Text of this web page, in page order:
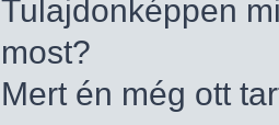
Tulajdonképpen
most?
Mert én még ott